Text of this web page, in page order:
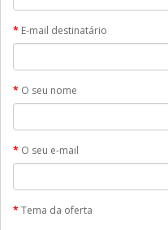
E-mail destinatário
O seu nome
O seu e-mail
Tema da oferta